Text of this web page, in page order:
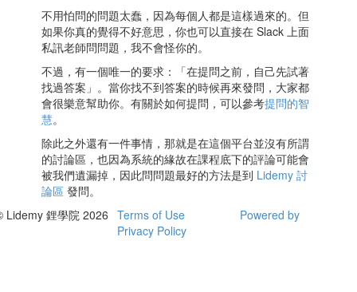
不用怕問的問題太蠢，因為每個人都是這樣過來的。但
如果你真的覺得不好意思，你也可以直接在 Slack 上面
私訊老師問問題，我不會怪你的。
不過，有一個唯一的要求：「在提問之前，自己先試著
找過答案」。當你找不到答案的時候再來發問，大家都
會很樂意幫助你。有關於如何提問，可以參考提問的智
慧。
除此之外還有一件事情，那就是在這個平台並沒有所謂
的討論區，也因為系統的緣故在課程底下的評論可能會
被我們遺漏掉，因此問問題最好的方法是到 Lidemy 討
論區 發問。
Lidemy 鋰學院 2026
Terms of Use
Privacy Policy
Powered by